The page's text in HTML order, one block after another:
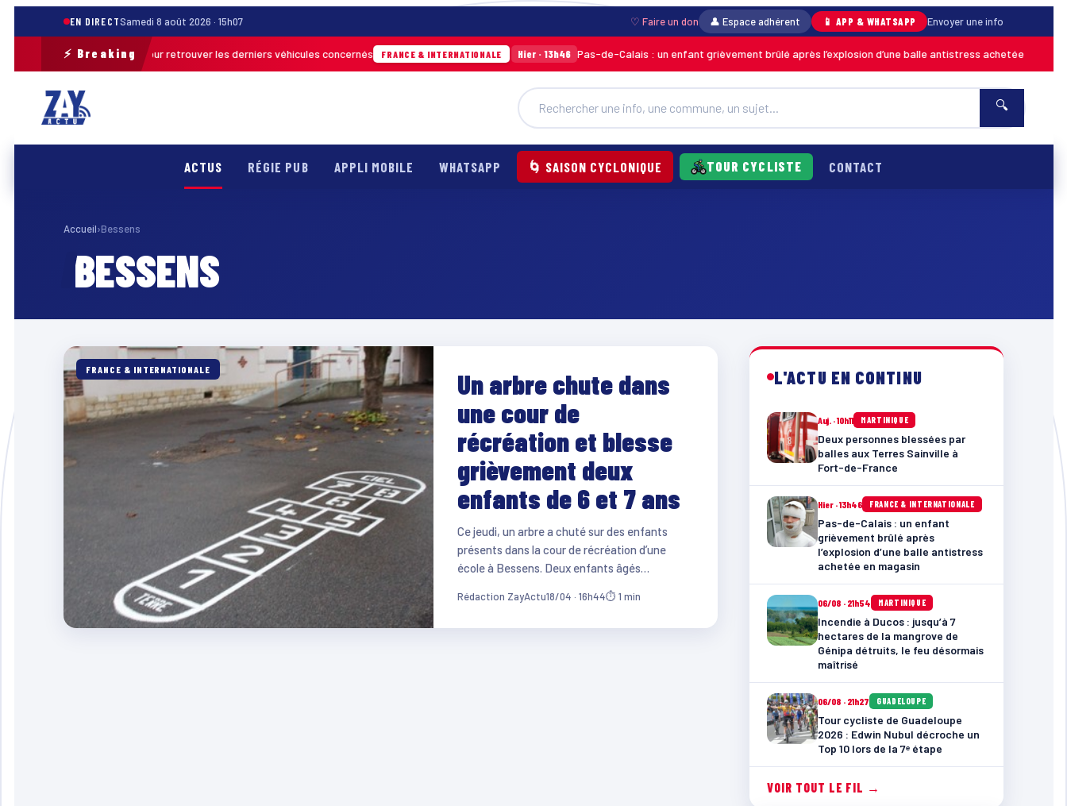
EN DIRECTSamedi 8 août 2026 · 15h07 ♡ Faire un don 👤 Espace adhérent 📱 APP & WHATSAPP Envoyer une info
⚡ Breaking
opération de terrain pour retrouver les derniers véhicules concernés FRANCE & INTERNATIONALE Hier · 13h46 Pas-de-Calais : un enfant grièvement brûlé après l’explosion d’une balle antistress achetée en magasin
🔍
ACTUS RÉGIE PUB APPLI MOBILE WHATSAPP 🌀 SAISON CYCLONIQUE TOUR CYCLISTE CONTACT
Accueil›Bessens
BESSENS
FRANCE & INTERNATIONALE
Un arbre chute dans
une cour de
récréation et blesse
grièvement deux
enfants de 6 et 7 ans
Ce jeudi, un arbre a chuté sur des enfants
présents dans la cour de récréation d’une
école à Bessens. Deux enfants âgés…
Rédaction ZayActu18/04 · 16h44⏱ 1 min
L'ACTU EN CONTINU
Auj. · 10h11 MARTINIQUE
Deux personnes blessées par
balles aux Terres Sainville à
Fort-de-France
Hier · 13h46 FRANCE & INTERNATIONALE
Pas-de-Calais : un enfant
grièvement brûlé après
l’explosion d’une balle antistress
achetée en magasin
06/08 · 21h54 MARTINIQUE
Incendie à Ducos : jusqu’à 7
hectares de la mangrove de
Génipa détruits, le feu désormais
maîtrisé
06/08 · 21h27 GUADELOUPE
Tour cycliste de Guadeloupe
2026 : Edwin Nubul décroche un
Top 10 lors de la 7ᵉ étape
VOIR TOUT LE FIL →